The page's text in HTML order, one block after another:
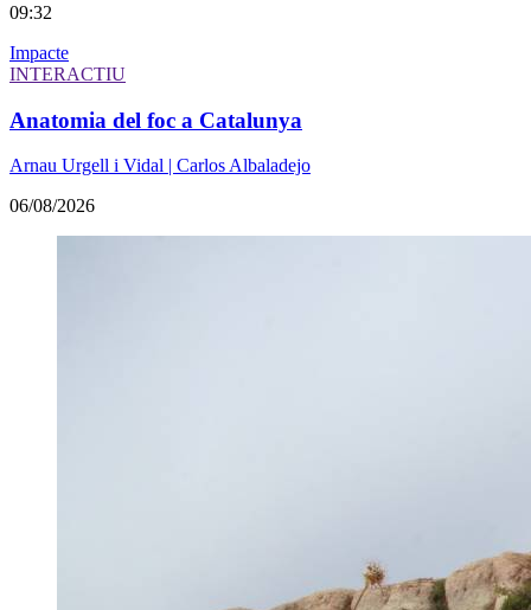
09:32
Impacte
INTERACTIU
Anatomia del foc a Catalunya
Arnau Urgell i Vidal | Carlos Albaladejo
06/08/2026